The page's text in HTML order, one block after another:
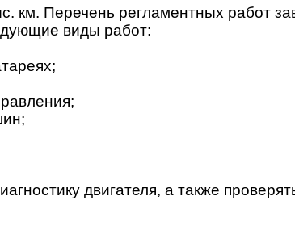
км. Перечень регламентных работ
виды работ:
двигателя, а также